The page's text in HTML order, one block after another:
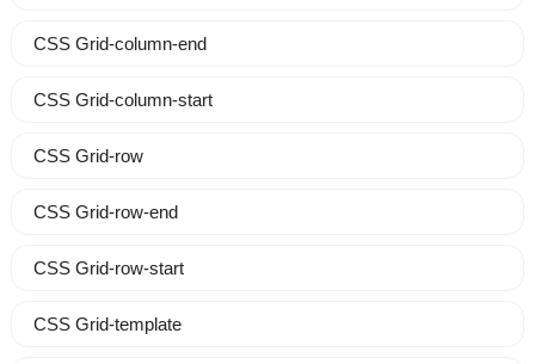
CSS Grid-column-end
CSS Grid-column-start
CSS Grid-row
CSS Grid-row-end
CSS Grid-row-start
CSS Grid-template